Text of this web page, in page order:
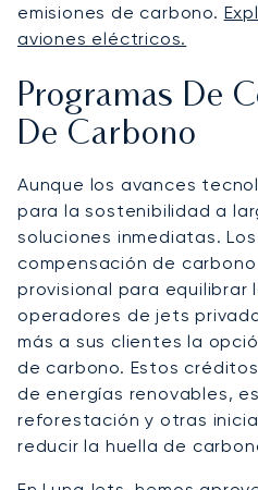
emisiones de carbono.
aviones eléctricos.
Programas De
De Carbono
Aunque los avances
para la sostenibilidad a
soluciones inmediatas.
compensación de
provisional para equilibrar
operadores de jets
más a sus clientes la
de carbono. Estos
de energías renovables,
reforestación y otras
reducir la huella de